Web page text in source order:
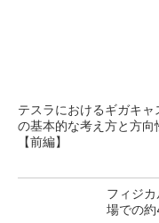
テスラにおけるギガキャ
の基本的な考え方と方向
【前編】
フィジ
場での